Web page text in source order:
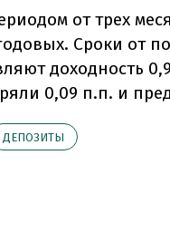
от трех
Сроки от
доходность
0,09 п.п. и
ДЕПОЗИТЫ